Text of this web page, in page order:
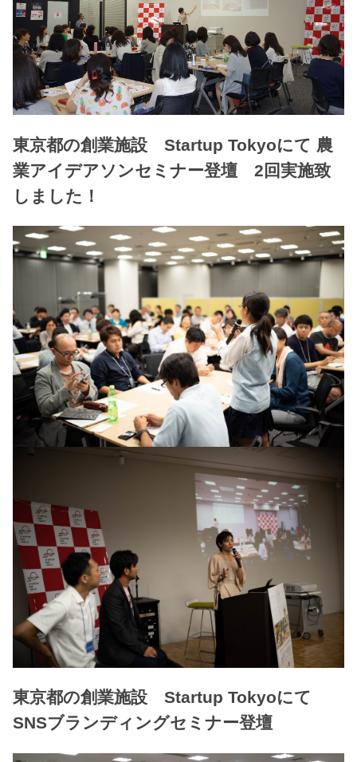
東京都の創業施設 Startup Tokyoにて 農
業アイデアソンセミナー登壇 2回実施致
しました！
東京都の創業施設 Startup Tokyoにて
SNSブランディングセミナー登壇